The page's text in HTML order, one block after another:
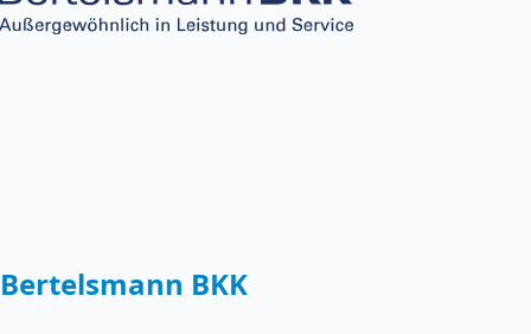
Bertelsmann BKK